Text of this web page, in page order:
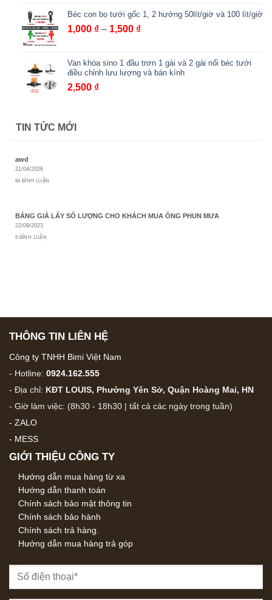
Béc con bọ tưới gốc 1, 2 hướng 50lít/giờ và 100 lít/giờ
1,000 ₫ – 1,500 ₫Khoảng
1,000 ₫
đến
Van khóa sino 1 đầu trơn 1 gài và 2 gài nối béc tưới
điều chỉnh lưu lượng và bán kính
2,500 ₫
TIN TỨC MỚI
awd
21/04/2026
84 BÌNH LUẬN
BẢNG GIÁ LẤY SỐ LƯỢNG CHO KHÁCH MUA ỐNG PHUN MƯA
22/09/2023
9 BÌNH LUẬN
THÔNG TIN LIÊN HỆ
Công ty TNHH Bimi Việt Nam
- Hotline: 0924.162.555
- Địa chỉ: KĐT LOUIS, Phường Yên Sở, Quận Hoàng Mai, HN
- Giờ làm việc: (8h30 - 18h30 | tất cả các ngày trong tuần)
- ZALO
- MESS
GIỚI THIỆU CÔNG TY
Hướng dẫn mua hàng từ xa
Hướng dẫn thanh toán
Chính sách bảo mật thông tin
Chính sách bảo hành
Chính sách trả hàng.
Hướng dẫn mua hàng trả góp